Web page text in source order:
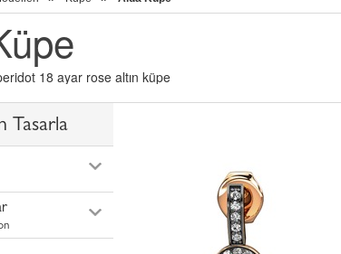
18 ayar rose altın küpe
Tasarla